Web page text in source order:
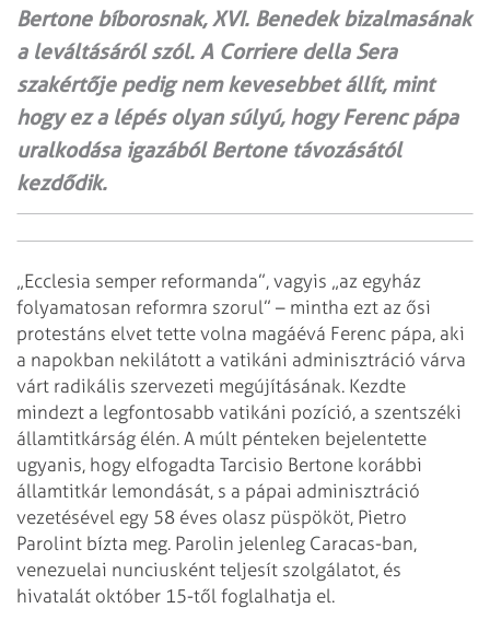
Bertone bíborosnak, XVI. Benedek bizalmasának
a leváltásáról szól. A Corriere della Sera
szakértője pedig nem kevesebbet állít, mint
hogy ez a lépés olyan súlyú, hogy Ferenc pápa
uralkodása igazából Bertone távozásától
kezdődik.
„Ecclesia semper reformanda”, vagyis „az egyház
folyamatosan reformra szorul” – mintha ezt az ősi
protestáns elvet tette volna magáévá Ferenc pápa, aki
a napokban nekilátott a vatikáni adminisztráció várva
várt radikális szervezeti megújításának. Kezdte
mindezt a legfontosabb vatikáni pozíció, a szentszéki
államtitkárság élén. A múlt pénteken bejelentette
ugyanis, hogy elfogadta Tarcisio Bertone korábbi
államtitkár lemondását, s a pápai adminisztráció
vezetésével egy 58 éves olasz püspököt, Pietro
Parolint bízta meg. Parolin jelenleg Caracas-ban,
venezuelai nunciusként teljesít szolgálatot, és
hivatalát október 15-től foglalhatja el.